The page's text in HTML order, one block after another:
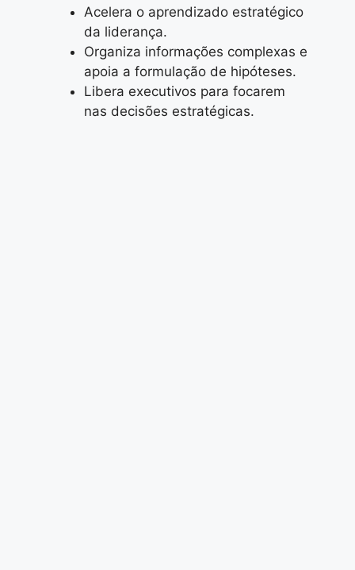
Acelera o aprendizado estratégico
da liderança.
Organiza informações complexas e
apoia a formulação de hipóteses.
Libera executivos para focarem
nas decisões estratégicas.